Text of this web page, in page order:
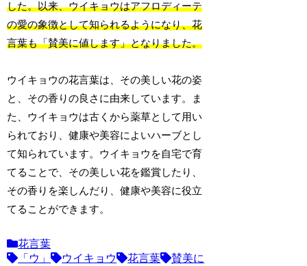
した。以来、ウイキョウはアフロディーテ
の愛の象徴として知られるようになり、花
言葉も「賛美に値します」となりました。
ウイキョウの花言葉は、その美しい花の姿
と、その香りの良さに由来しています。ま
た、ウイキョウは古くから薬草として用い
られており、健康や美容によいハーブとし
て知られています。ウイキョウを自宅で育
てることで、その美しい花を鑑賞したり、
その香りを楽しんだり、健康や美容に役立
てることができます。
花言葉
「ウ」
ウイキョウ 花言葉
賛美に